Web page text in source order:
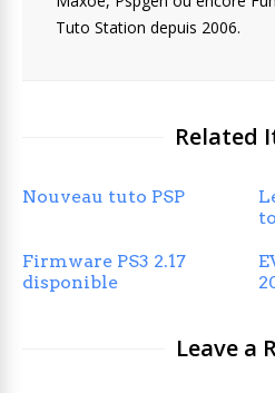
Tuto Station depuis 2006.
Related
Nouveau tuto PSP
Firmware PS3 2.17
disponible
Leave a